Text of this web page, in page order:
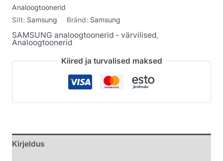
Analoogtoonerid
Silt: Samsung Bränd: Samsung
SAMSUNG analoogtoonerid - värvilised,
Analoogtoonerid
Kiired ja turvalised maksed
Kirjeldus